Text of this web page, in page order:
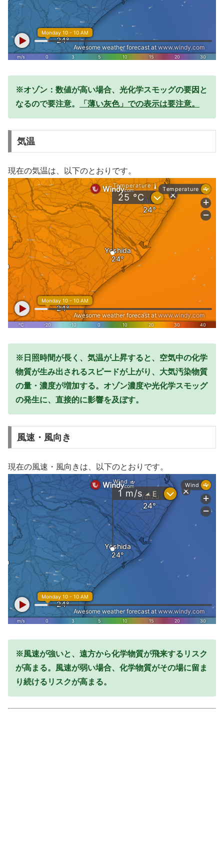
※オゾン：数値が高い場合、光化学スモッグの要因と
なるので要注意。
「薄い灰色」での表示は要注意。
気温
現在の気温は、以下のとおりです。
※日照時間が長く、気温が上昇すると、空気中の化学
物質が生み出されるスピードが上がり、大気汚染物質
の量・濃度が増加する。オゾン濃度や光化学スモッグ
の発生に、直接的に影響を及ぼす。
風速・風向き
現在の風速・風向きは、以下のとおりです。
※風速が強いと、遠方から化学物質が飛来するリスク
が高まる。風速が弱い場合、化学物質がその場に留ま
り続けるリスクが高まる。